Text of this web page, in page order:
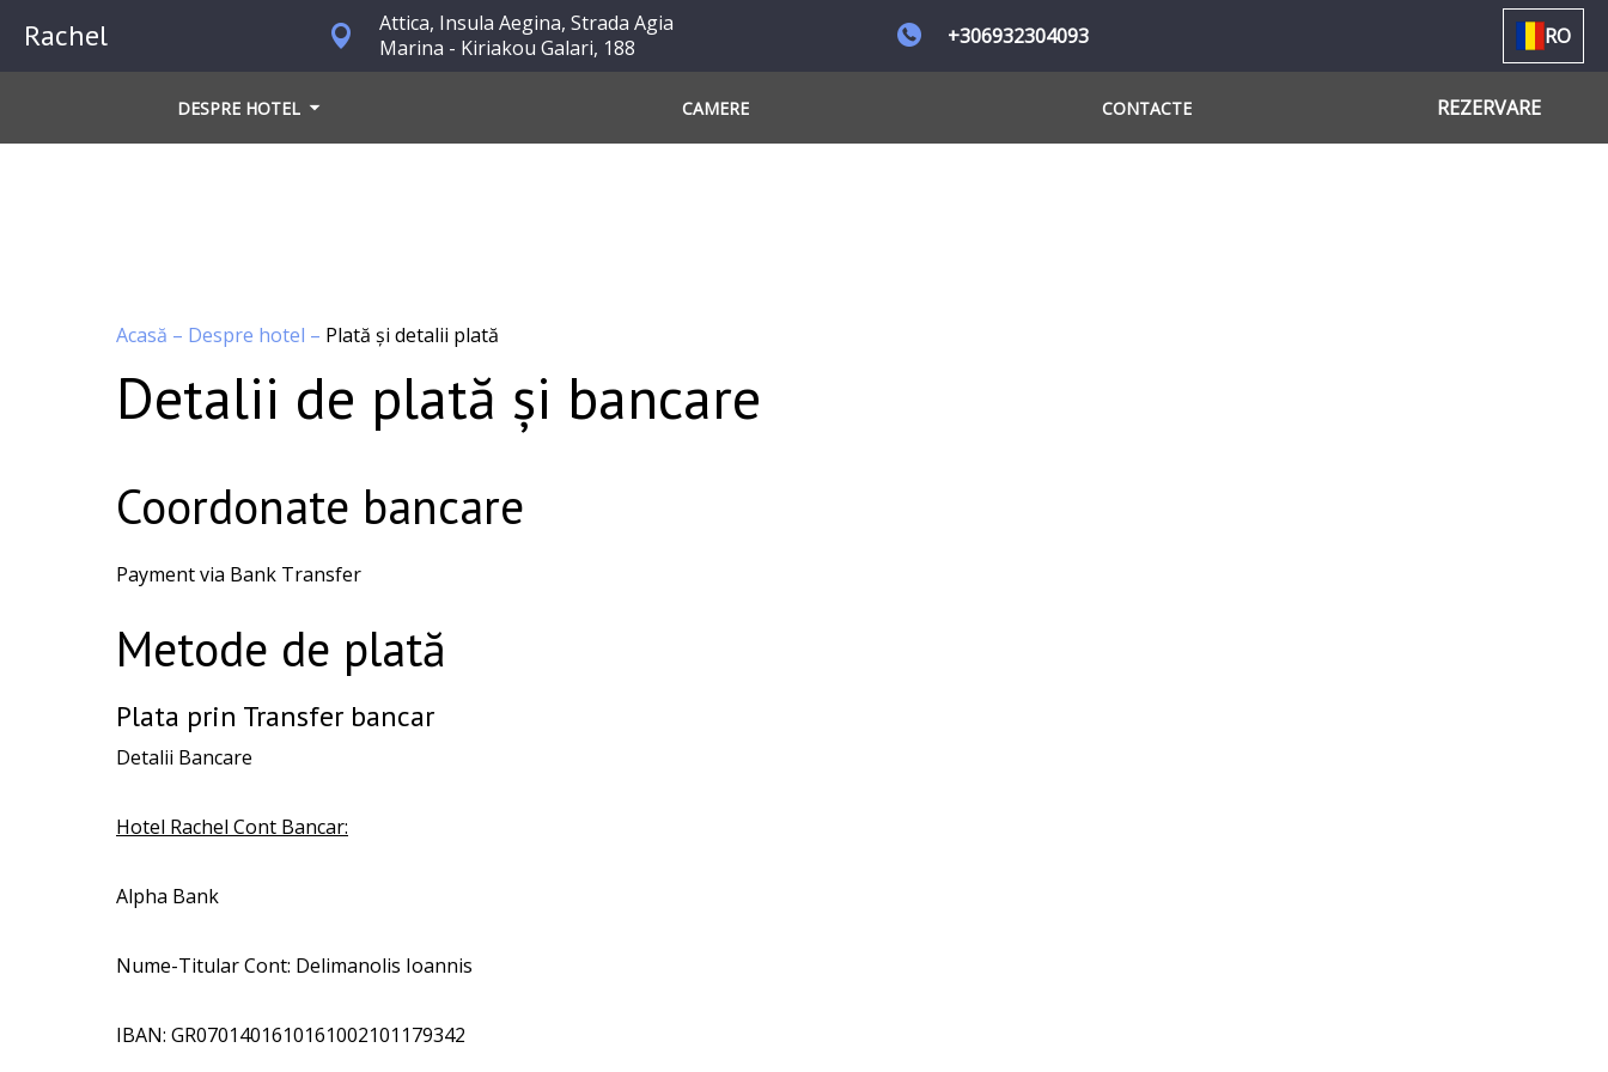
Rachel
Attica, Insula Aegina, Strada Agia
Marina - Kiriakou Galari, 188
+306932304093 RO
DESPRE HOTEL CAMERE CONTACTE REZERVARE
Acasă – Despre hotel – Plată și detalii plată
Detalii de plată și bancare
Coordonate bancare
Payment via Bank Transfer
Metode de plată
Plata prin Transfer bancar
Detalii Bancare
Hotel Rachel Cont Bancar:
Alpha Bank
Nume-Titular Cont: Delimanolis Ioannis
IBAN: GR0701401610161002101179342